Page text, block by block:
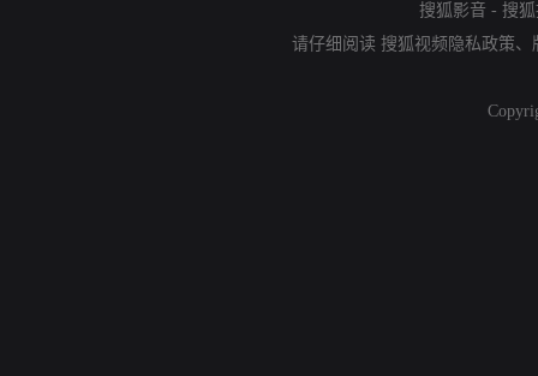
搜狐影音 - 搜
请仔细阅读 搜狐视频隐私政策、